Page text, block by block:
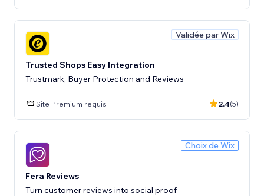
Validée par Wix
Trusted Shops Easy Integration
Trustmark, Buyer Protection and Reviews
Site Premium requis 2.4(5)
Choix de Wix
Fera Reviews
Turn customer reviews into social proof